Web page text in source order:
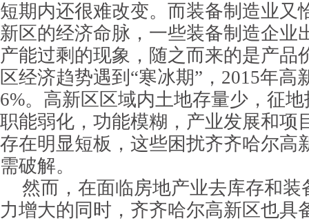
短期内还很难改变。而装备制造业又
新区的经济命脉，一些装备制造企业
产能过剩的现象，随之而来的是产品
区经济趋势遇到“寒冰期”，2015年高
6%。高新区区域内土地存量少，征
职能弱化，功能模糊，产业发展和项
存在明显短板，这些困扰齐齐哈尔高
需破解。
然而，在面临房地产业去库存和装
力增大的同时，齐齐哈尔高新区也具